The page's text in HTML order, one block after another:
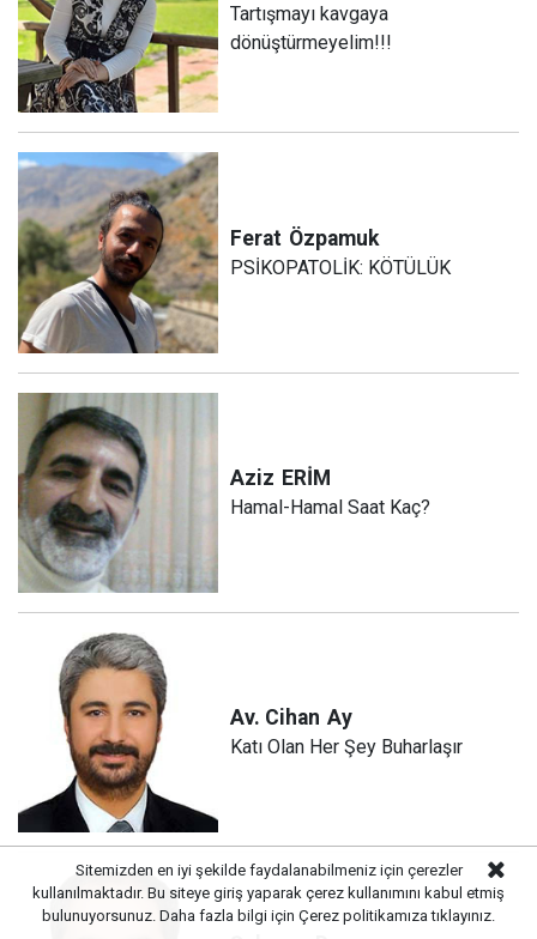
Tartışmayı kavgaya
dönüştürmeyelim!!!
Ferat Özpamuk
PSİKOPATOLİK: KÖTÜLÜK
Aziz ERİM
Hamal-Hamal Saat Kaç?
Av. Cihan Ay
Katı Olan Her Şey Buharlaşır
Sitemizden en iyi şekilde faydalanabilmeniz için çerezler
kullanılmaktadır. Bu siteye giriş yaparak çerez kullanımını kabul etmiş
bulunuyorsunuz. Daha fazla bilgi için Çerez politikamıza tıklayınız.